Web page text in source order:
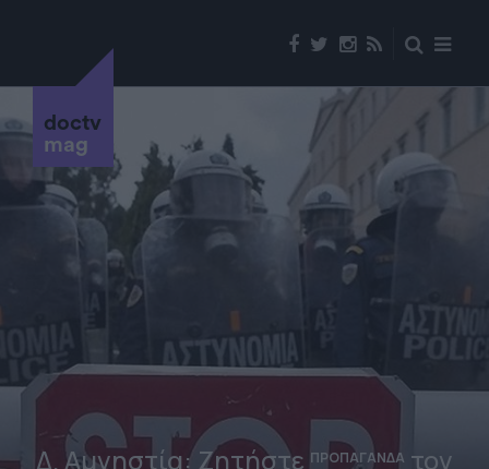
doctv
mag
Δ. Αμνηστία: Zητήστε ΠΡΟΠΑΓΑΝΔΑ τον